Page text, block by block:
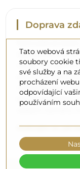
Doprava
objednané
rukou, a to úplně
parkem a
můžeme zaručit,
bez dodatečných
Podívejte se, jak
Tato webová
soubory cookie
své služby a na
procházení
odpovídající
používáním